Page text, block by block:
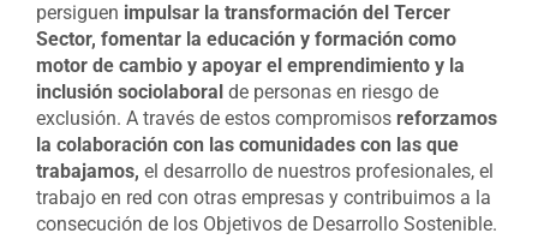
persiguen impulsar la transformación del Tercer
Sector, fomentar la educación y formación como
motor de cambio y apoyar el emprendimiento y la
inclusión sociolaboralde personas en riesgo de
exclusión. A través de estos compromisosreforzamos
la colaboración con las comunidades con las que
trabajamos, el desarrollo de nuestros profesionales, el
trabajo en red con otras empresas y contribuimos a la
consecución de los Objetivos de Desarrollo Sostenible.